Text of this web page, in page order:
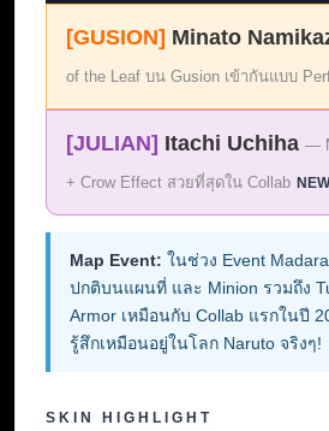
[GUSION] Minato
of the Leaf บน Gusion เข้ากันแบบ
[JULIAN] Itachi Uchiha —
+ Crow Effect สวยที่สุดใน Collab NEW
Map Event: ในช่วง Event
ปกติบนแผนที่ และ Minion รวมถึง
Armor เหมือนกับ Collab แรกในปี
รู้สึกเหมือนอยู่ในโลก Naruto จริงๆ!
SKIN HIGHLIGHT